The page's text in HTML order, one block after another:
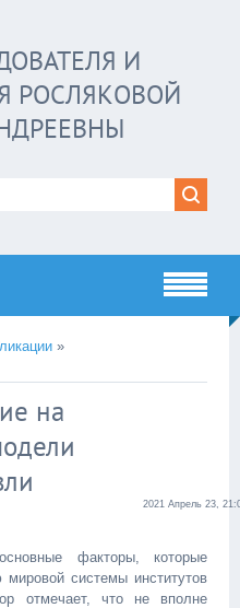
И
РОСЛЯКОВОЙ
»
на
2021 Апрель 23,
факторы, которые
системы институтов
отмечает, что не вполне